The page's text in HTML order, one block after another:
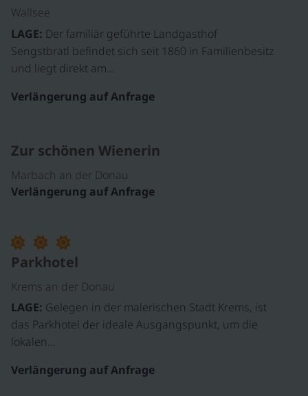
Wallsee
LAGE: Der familiär geführte Landgasthof
Sengstbratl befindet sich seit 1860 in Familienbesitz
und liegt direkt am…
Verlängerung auf Anfrage
Zur schönen Wienerin
Marbach an der Donau
Verlängerung auf Anfrage
Parkhotel
Krems an der Donau
LAGE: Gelegen in der malerischen Stadt Krems, ist
das Parkhotel der ideale Ausgangspunkt, um die
lokalen…
Verlängerung auf Anfrage